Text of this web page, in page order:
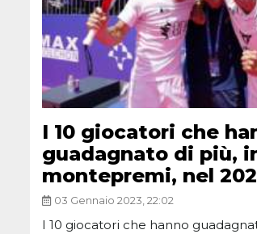
I 10 giocatori che
guadagnato di più,
montepremi, nel
03 Gennaio 2023, 22:02
I 10 giocatori che hanno